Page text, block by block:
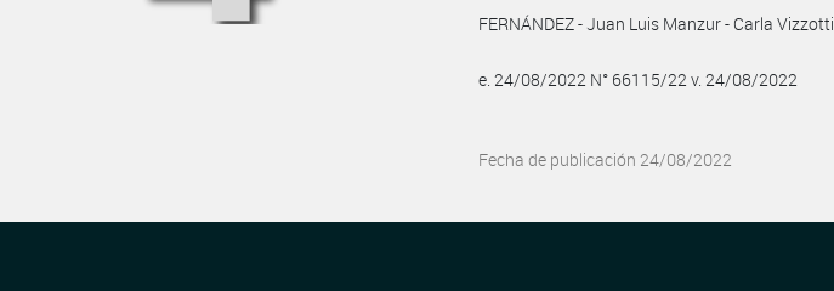
FERNÁNDEZ - Juan Luis Manzur - Carla Vizzotti
e. 24/08/2022 N° 66115/22 v. 24/08/2022
Fecha de publicación 24/08/2022